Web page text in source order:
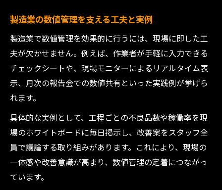
製造業の数値管理を支える工夫と実例
製造業で数値管理を効果的に行うには、現場に即した工
夫が欠かせません。例えば、作業者が手軽に入力できる
チェックシートや、現場モニターによるリアルタイム表
示、月次の報告会での数値共有といった実践例が挙げら
れます。
具体的な実例として、工程ごとの不良品数や稼働率を現
場のホワイトボードに毎日掲示し、改善案をスタッフ全
員で議論する取り組みがあります。これにより、現場の
一体感や改善意識が高まり、数値管理の定着につながっ
ています。